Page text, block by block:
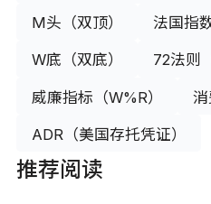
M头（双顶） 法国指
W底（双底） 72法则
威廉指标（W%R） 消
ADR（美国存托凭证）
推荐阅读